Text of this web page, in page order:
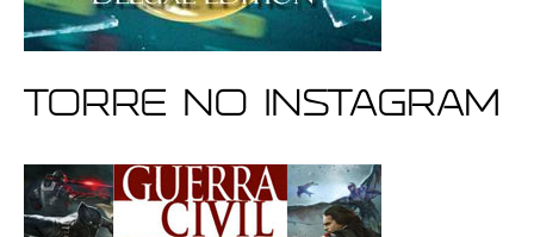
Torre no Instagram